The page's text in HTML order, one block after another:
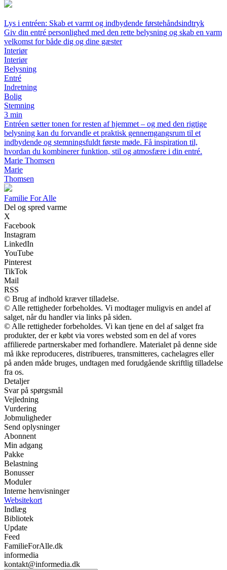
Lys i entréen: Skab et varmt og indbydende førstehåndsindtryk
Giv din entré personlighed med den rette belysning og skab en varm
velkomst for både dig og dine gæster
Interiør
Interiør
Belysning
Entré
Indretning
Bolig
Stemning
3 min
Entréen sætter tonen for resten af hjemmet – og med den rigtige
belysning kan du forvandle et praktisk gennemgangsrum til et
indbydende og stemningsfuldt første møde. Få inspiration til,
hvordan du kombinerer funktion, stil og atmosfære i din entré.
Marie Thomsen
Marie
Thomsen
Familie For Alle
Del og spred varme
X
Facebook
Instagram
LinkedIn
YouTube
Pinterest
TikTok
Mail
RSS
© Brug af indhold kræver tilladelse.
© Alle rettigheder forbeholdes. Vi modtager muligvis en andel af
salget, når du handler via links på siden.
© Alle rettigheder forbeholdes. Vi kan tjene en del af salget fra
produkter, der er købt via vores websted som en del af vores
affilierede partnerskaber med forhandlere. Materialet på denne side
må ikke reproduceres, distribueres, transmitteres, cachelagres eller
på anden måde bruges, undtagen med forudgående skriftlig tilladelse
fra os.
Detaljer
Svar på spørgsmål
Vejledning
Vurdering
Jobmuligheder
Send oplysninger
Abonnent
Min adgang
Pakke
Belastning
Bonusser
Moduler
Interne henvisninger
Websitekort
Indlæg
Bibliotek
Update
Feed
FamilieForAlle.dk
informedia
kontakt@informedia.dk